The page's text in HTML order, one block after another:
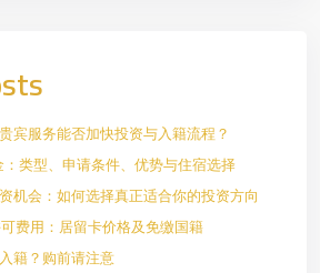
宾服务能否加快投资与入籍流程？
类型、申请条件、优势与住宿选择
机会：如何选择真正适合你的投资方向
费用：居留卡价格及免缴国籍
籍？购前请注意